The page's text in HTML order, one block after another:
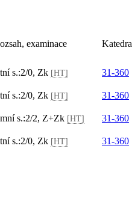
examinace Katedra
s.:2/0, Zk [HT] 31-360
s.:2/0, Zk [HT] 31-360
s.:2/2, Z+Zk [HT] 31-360
s.:2/0, Zk [HT] 31-360